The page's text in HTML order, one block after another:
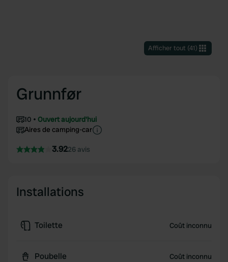
Afficher tout(41)
Grunnfør
10
Ouvert aujourd'hui
Aires de camping-car
3.9226 avis
Installations
Toilette Coût inconnu
Poubelle Coût inconnu